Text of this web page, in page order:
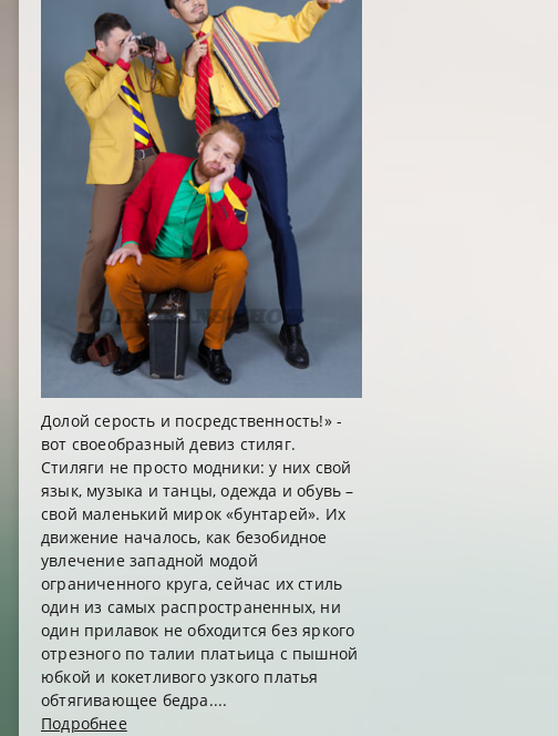
Долой серость и посредственность!» -
вот своеобразный девиз стиляг.
Стиляги не просто модники: у них свой
язык, музыка и танцы, одежда и обувь –
свой маленький мирок «бунтарей». Их
движение началось, как безобидное
увлечение западной модой
ограниченного круга, сейчас их стиль
один из самых распространенных, ни
один прилавок не обходится без яркого
отрезного по талии платьица с пышной
юбкой и кокетливого узкого платья
обтягивающее бедра....
Подробнее